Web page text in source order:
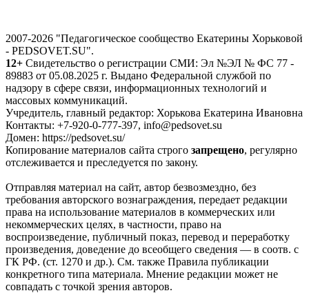
2007-2026 "Педагогическое сообщество Екатерины Хорьковой
- PEDSOVET.SU".
12+ Свидетельство о регистрации СМИ: Эл №ЭЛ № ФС 77 -
89883 от 05.08.2025 г. Выдано Федеральной службой по
надзору в сфере связи, информационных технологий и
массовых коммуникаций.
Учредитель, главный редактор: Хорькова Екатерина Ивановна
Контакты: +7-920-0-777-397, info@pedsovet.su
Домен: https://pedsovet.su/
Копирование материалов сайта строго запрещено, регулярно
отслеживается и преследуется по закону.
Отправляя материал на сайт, автор безвозмездно, без
требования авторского вознаграждения, передает редакции
права на использование материалов в коммерческих или
некоммерческих целях, в частности, право на
воспроизведение, публичный показ, перевод и переработку
произведения, доведение до всеобщего сведения — в соотв. с
ГК РФ. (ст. 1270 и др.). См. также Правила публикации
конкретного типа материала. Мнение редакции может не
совпадать с точкой зрения авторов.